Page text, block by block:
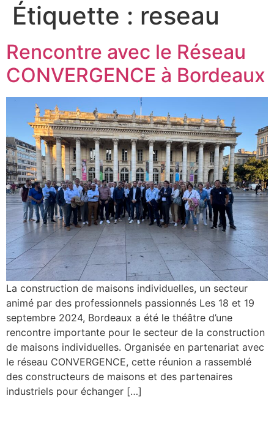
Étiquette : reseau
Rencontre avec le Réseau
CONVERGENCE à Bordeaux
La construction de maisons individuelles, un secteur
animé par des professionnels passionnés Les 18 et 19
septembre 2024, Bordeaux a été le théâtre d’une
rencontre importante pour le secteur de la construction
de maisons individuelles. Organisée en partenariat avec
le réseau CONVERGENCE, cette réunion a rassemblé
des constructeurs de maisons et des partenaires
industriels pour échanger […]